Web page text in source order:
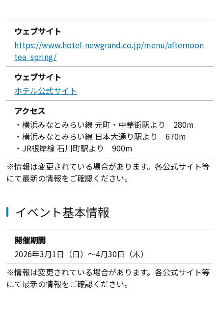
ウェブサイト
https://www.hotel-newgrand.co.jp/menu/afternoon
tea_spring/
ウェブサイト
ホテル公式サイト
アクセス
・横浜みなとみらい線 元町・中華街駅より 280m
・横浜みなとみらい線 日本大通り駅より 670m
・JR根岸線 石川町駅より 900m
※情報は変更されている場合があります。各公式サイト等
にて最新の情報をご確認ください。
イベント基本情報
開催期間
2026年3月1日（日）～4月30日（木）
※情報は変更されている場合があります。各公式サイト等
にて最新の情報をご確認ください。